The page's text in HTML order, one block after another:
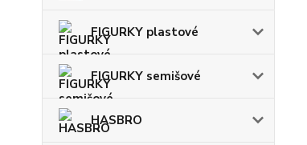
FIGURKY plastové
FIGURKY semišové
HASBRO